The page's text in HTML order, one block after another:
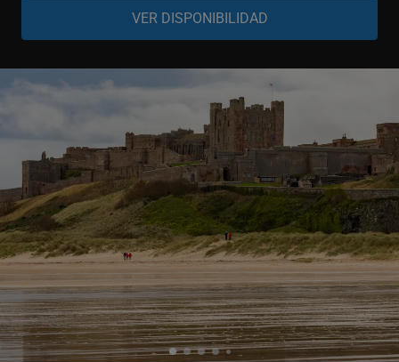
+
Niño
5-14 años - +
Bebé
0-4 años - +